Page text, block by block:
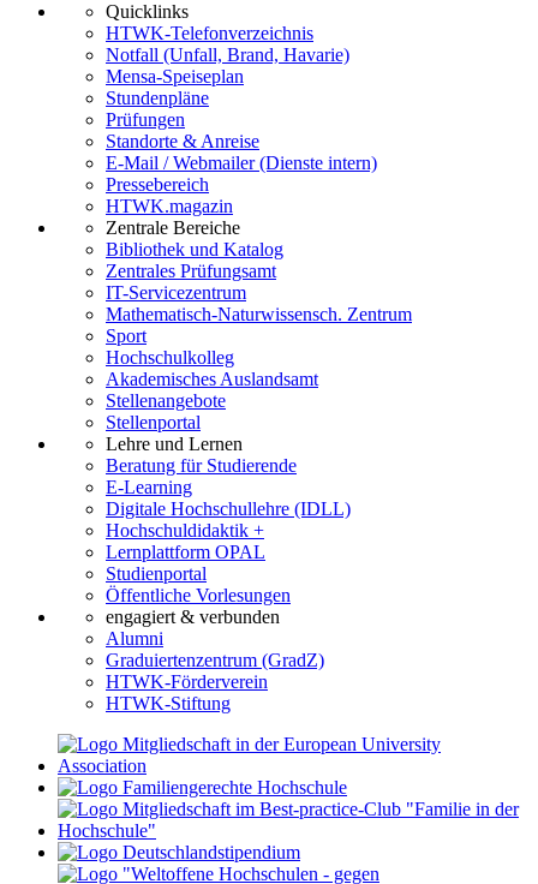
Quicklinks
HTWK-Telefonverzeichnis
Notfall (Unfall, Brand, Havarie)
Mensa-Speiseplan
Stundenpläne
Prüfungen
Standorte & Anreise
E-Mail / Webmailer (Dienste intern)
Pressebereich
HTWK.magazin
Zentrale Bereiche
Bibliothek und Katalog
Zentrales Prüfungsamt
IT-Servicezentrum
Mathematisch-Naturwissensch. Zentrum
Sport
Hochschulkolleg
Akademisches Auslandsamt
Stellenangebote
Stellenportal
Lehre und Lernen
Beratung für Studierende
E-Learning
Digitale Hochschullehre (IDLL)
Hochschuldidaktik +
Lernplattform OPAL
Studienportal
Öffentliche Vorlesungen
engagiert & verbunden
Alumni
Graduiertenzentrum (GradZ)
HTWK-Förderverein
HTWK-Stiftung